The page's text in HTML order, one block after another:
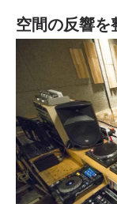
空間の反響を